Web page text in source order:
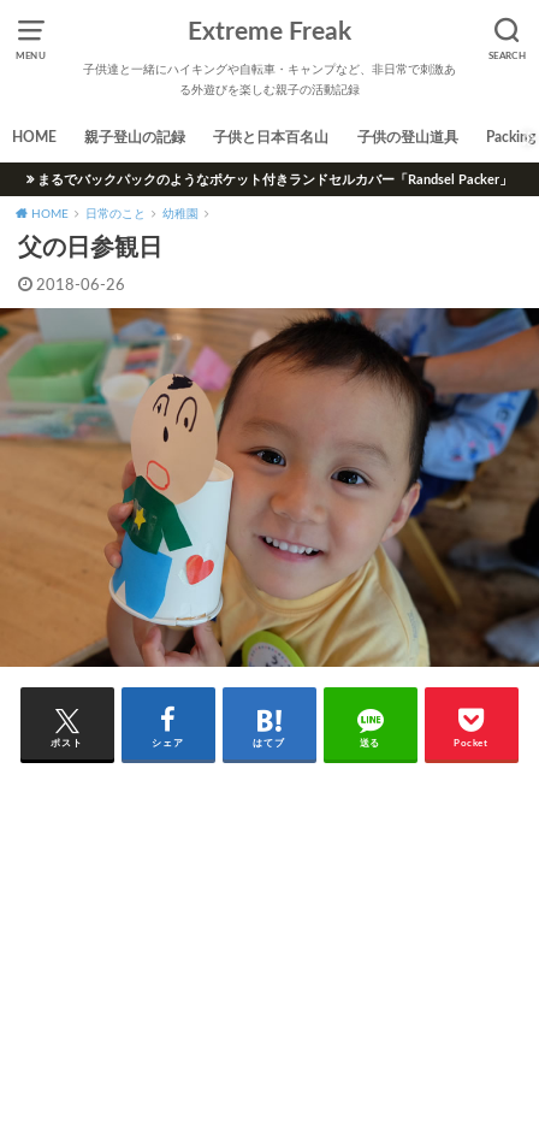
MENU SEARCH
Extreme Freak
子供達と一緒にハイキングや自転車・キャンプなど、非日常で刺激あ
る外遊びを楽しむ親子の活動記録
HOME 親子登山の記録 子供と日本百名山 子供の登山道具 Packing
まるでバックパックのようなポケット付きランドセルカバー「Randsel Packer」
HOME 日常のこと 幼稚園
父の日参観日
2018-06-26
ポスト シェア はてブ 送る Pocket